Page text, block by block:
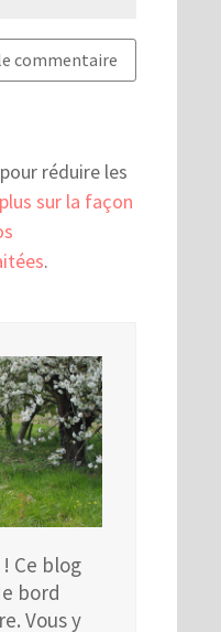
réduire les
sur la façon
.
Ce blog
bord
Vous y